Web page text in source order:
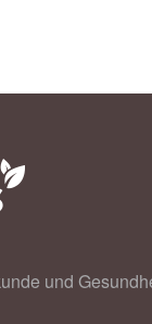
Moderate
und